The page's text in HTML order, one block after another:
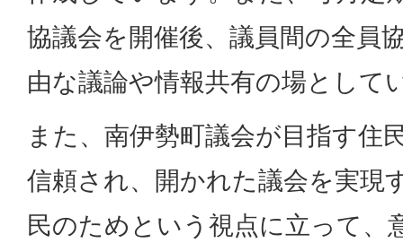
協議会を開催後、議員間の全員
由な議論や情報共有の場として
また、南伊勢町議会が目指す住
信頼され、開かれた議会を実現
民のためという視点に立って、